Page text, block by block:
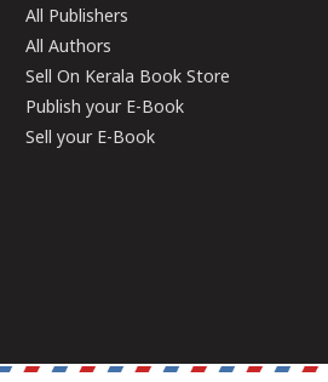
All Publishers
All Authors
Sell On Kerala Book Store
Publish your E-Book
Sell your E-Book